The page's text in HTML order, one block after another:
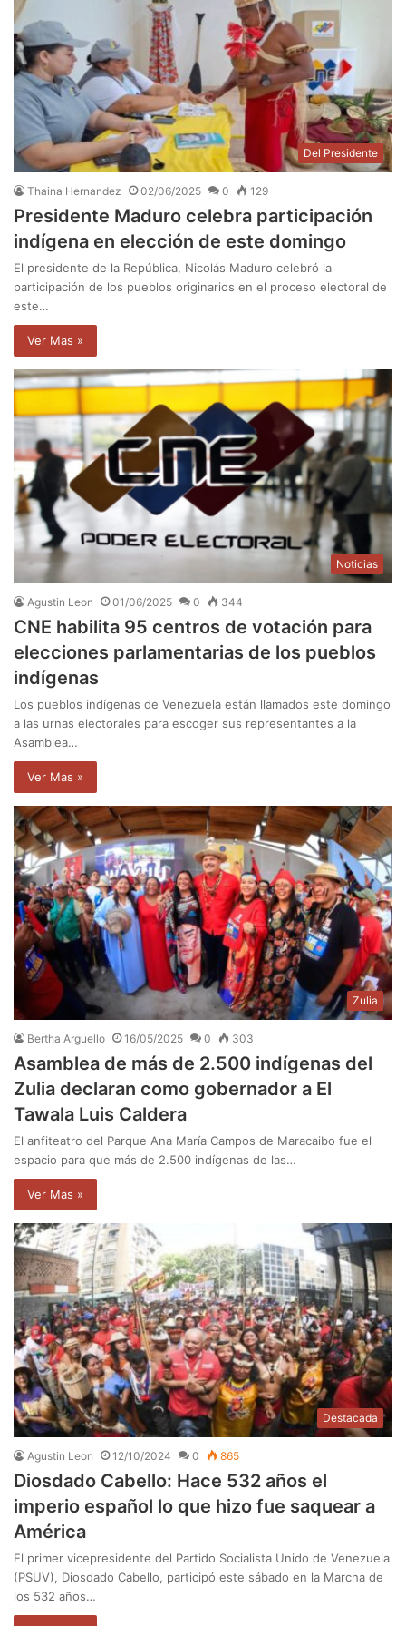
Del Presidente
Thaina Hernandez 02/06/2025 0 129
Presidente Maduro celebra participación
indígena en elección de este domingo
El presidente de la República, Nicolás Maduro celebró la
participación de los pueblos originarios en el proceso electoral de
este…
Ver Mas »
Noticias
Agustin Leon 01/06/2025 0 344
CNE habilita 95 centros de votación para
elecciones parlamentarias de los pueblos
indígenas
Los pueblos indígenas de Venezuela están llamados este domingo
a las urnas electorales para escoger sus representantes a la
Asamblea…
Ver Mas »
Zulia
Bertha Arguello 16/05/2025 0 303
Asamblea de más de 2.500 indígenas del
Zulia declaran como gobernador a El
Tawala Luis Caldera
El anfiteatro del Parque Ana María Campos de Maracaibo fue el
espacio para que más de 2.500 indígenas de las…
Ver Mas »
Destacada
Agustin Leon 12/10/2024 0 865
Diosdado Cabello: Hace 532 años el
imperio español lo que hizo fue saquear a
América
El primer vicepresidente del Partido Socialista Unido de Venezuela
(PSUV), Diosdado Cabello, participó este sábado en la Marcha de
los 532 años…